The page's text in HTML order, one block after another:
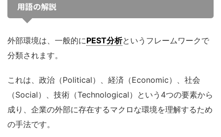
用語の解説
外部環境は、一般的にPEST分析というフレームワークで
分類されます。
これは、政治（Political）、経済（Economic）、社会
（Social）、技術（Technological）という4つの要素から
成り、企業の外部に存在するマクロな環境を理解するため
の手法です。